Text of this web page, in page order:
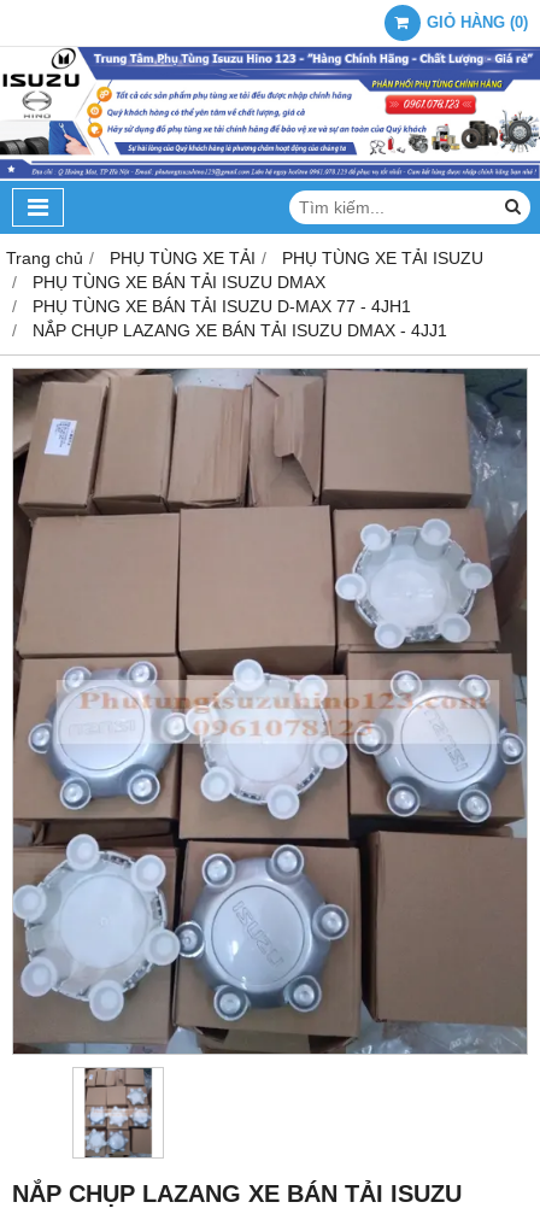
GIỎ HÀNG (0)
Trang chủ PHỤ TÙNG XE TẢI
PHỤ TÙNG XE TẢI ISUZU
PHỤ TÙNG XE BÁN TẢI ISUZU DMAX
PHỤ TÙNG XE BÁN TẢI ISUZU D-MAX 77 - 4JH1
NẮP CHỤP LAZANG XE BÁN TẢI ISUZU DMAX - 4JJ1
NẮP CHỤP LAZANG XE BÁN TẢI ISUZU